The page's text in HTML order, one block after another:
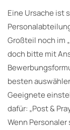
Eine Ursache ist
Großteil noch im
doch bitte mit
besten
Geeignete
dafür: „Post &
Wenn